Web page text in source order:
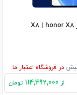
در فروشگاه اعتبار ما
از تومان